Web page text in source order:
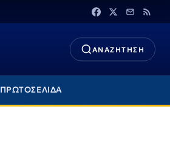
ΑΝΑΖΗΤΗΣΗ
ΠΡΩΤΟΣΕΛΙΔΑ